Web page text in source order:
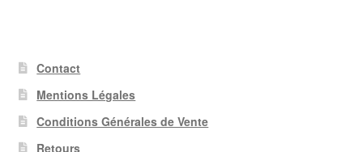
Contact
Mentions Légales
Conditions Générales de Vente
Retours